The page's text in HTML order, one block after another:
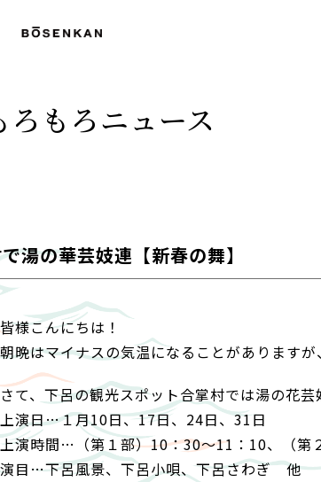
ろもろニュース
湯の華芸妓連【新春の舞】
皆様こんにちは！
朝晩はマイナスの気温になることがあります
さて、下呂の観光スポット合掌村では湯の花芸
上演日…１月10日、17日、24日、31日
上演時間…（第１部）10：30～11：10、（第
演目…下呂風景、下呂小唄、下呂さわぎ 他